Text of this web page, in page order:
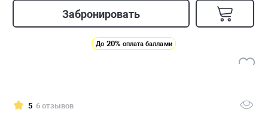
Забронировать
До 20% оплата баллами
5 6 отзывов